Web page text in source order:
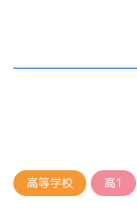
高等学校 高1